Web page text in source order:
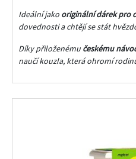
Ideální jako originální dárek pro
dovednosti a chtějí se stát
Díky přiloženému českému
naučí kouzla, která ohromí